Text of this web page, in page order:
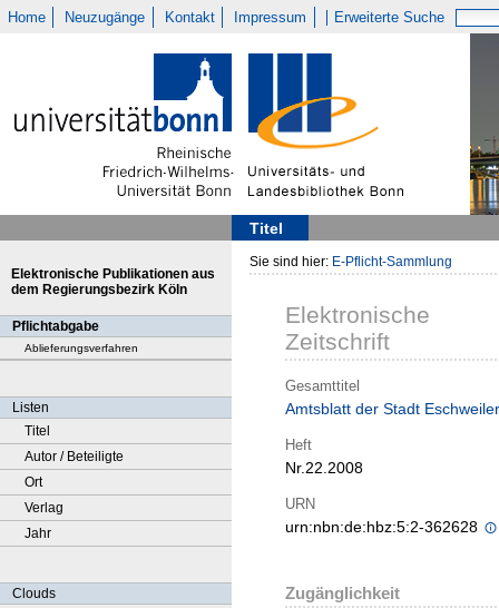
Home Neuzugänge Kontakt Impressum Erweiterte Suche
Titel
Elektronische Publikationen aus
dem Regierungsbezirk Köln
Pflichtabgabe
Ablieferungsverfahren
Listen
Titel
Autor / Beteiligte
Ort
Verlag
Jahr
Clouds
Sie sind hier: E-Pflicht-Sammlung
Elektronische
Zeitschrift
Gesamttitel
Amtsblatt der Stadt Eschweiler
Heft
Nr.22.2008
URN
urn:nbn:de:hbz:5:2-362628
Zugänglichkeit